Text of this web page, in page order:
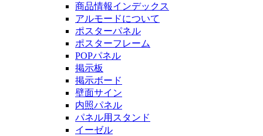
商品情報インデックス
アルモードについて
ポスターパネル
ポスターフレーム
POPパネル
掲示板
掲示ボード
壁面サイン
内照パネル
パネル用スタンド
イーゼル